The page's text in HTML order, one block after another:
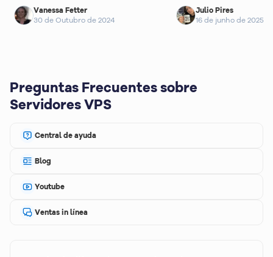
Vanessa Fetter
30 de Outubro de 2024
Julio Pires
16 de junho de 2025
Preguntas Frecuentes sobre
Servidores VPS
Central de ayuda
Blog
Youtube
Ventas in línea